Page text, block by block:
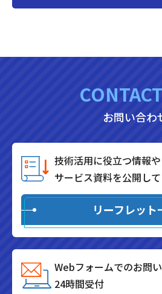
お問い合わ
技術活用に役立つ情報や
サービス資料を公開し
リーフレット
Webフォームでのお問
24時間受付